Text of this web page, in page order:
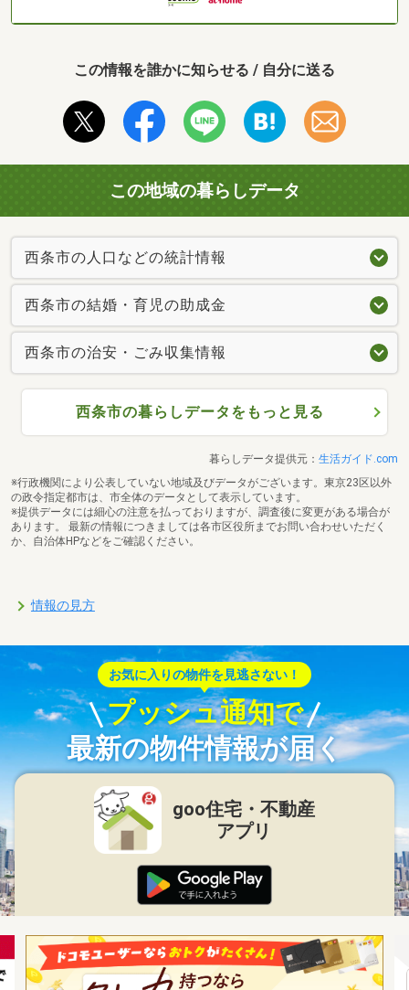
この情報を誰かに知らせる / 自分に送る
この地域の暮らしデータ
西条市の人口などの統計情報
西条市の結婚・育児の助成金
西条市の治安・ごみ収集情報
西条市の暮らしデータをもっと見る
暮らしデータ提供元： 生活ガイド.com
※行政機関により公表していない地域及びデータがございます。東京23区以外
の政令指定都市は、市全体のデータとして表示しています。
※提供データには細心の注意を払っておりますが、調査後に変更がある場合が
あります。 最新の情報につきましては各市区役所までお問い合わせいただく
か、自治体HPなどをご確認ください。
情報の見方
お気に入りの物件を見逃さない！
プッシュ通知で
最新の物件情報が届く
goo住宅・不動産
アプリ